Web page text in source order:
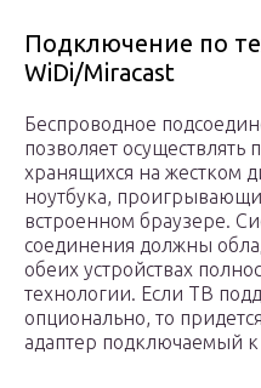
Подключение по
WiDi/Miracast
Беспроводное
позволяет осуществлять
хранящихся на жестком
ноутбука,
встроенном браузере.
соединения должны
обеих устройствах
технологии. Если ТВ
опционально, то
адаптер подключаемый